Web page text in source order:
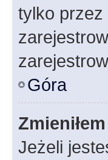
tylko przez
Góra
Jeżeli